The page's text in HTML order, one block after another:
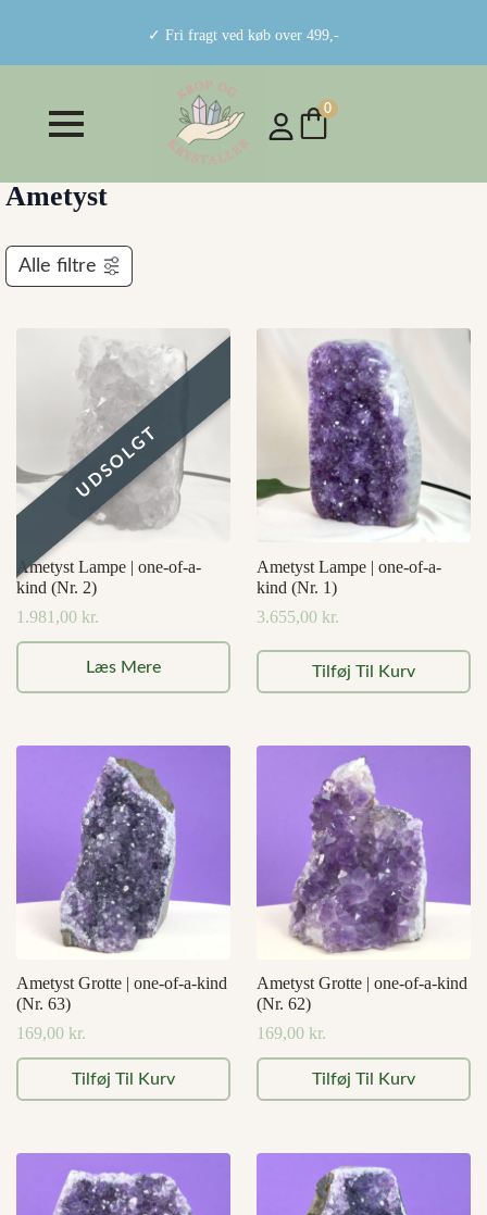
✓ Fri fragt ved køb over 499,-
0
Ametyst
Alle filtre
Ametyst Lampe | one-of-a-
kind (Nr. 2)
1.981,00 kr.
Læs Mere
Ametyst Lampe | one-of-a-
kind (Nr. 1)
3.655,00 kr.
Tilføj Til Kurv
Ametyst Grotte | one-of-a-kind
(Nr. 63)
169,00 kr.
Tilføj Til Kurv
Ametyst Grotte | one-of-a-kind
(Nr. 62)
169,00 kr.
Tilføj Til Kurv